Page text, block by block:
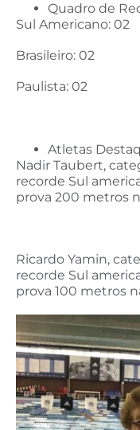
Quadro de
Sul Americano: 02
Brasileiro: 02
Paulista: 02
Atletas
Nadir Taubert,
recorde Sul
prova 200 metros
Ricardo Yamin,
recorde Sul
prova 100 metros